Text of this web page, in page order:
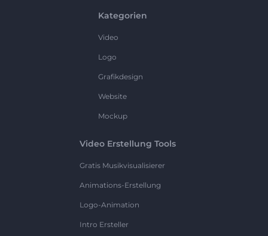
Kategorien
Video
Logo
Grafikdesign
Website
Mockup
Video Erstellung Tools
Gratis Musikvisualisierer
Animations-Erstellung
Logo-Animation
Intro Ersteller